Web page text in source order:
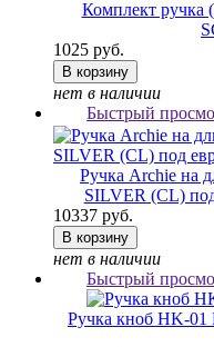
Комплект ручка
1025 руб.
В корзину
нет в наличии
Быстрый
Ручка Archie на
SILVER (CL)
10337 руб.
В корзину
нет в наличии
Быстрый
Ручка кноб HK-01